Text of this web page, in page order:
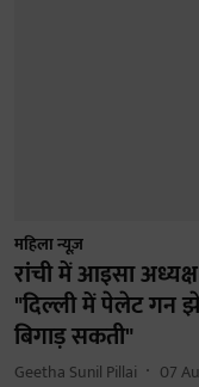
महिला न्यूज़
रांची में आइसा अध्यक्ष
"दिल्ली में पेलेट गन
बिगाड़ सकती"
Geetha Sunil Pillai 07